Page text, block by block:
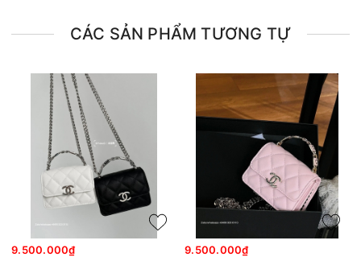
CÁC SẢN PHẨM TƯƠNG TỰ
9.500.000₫
9.500.000₫